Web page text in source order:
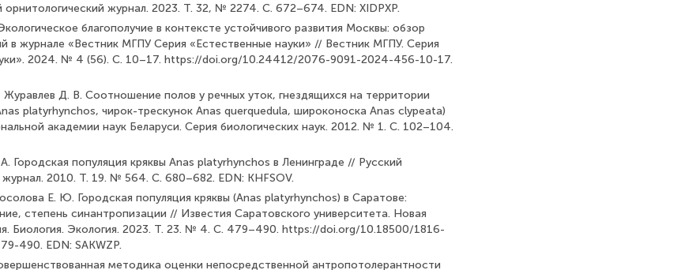
орнитологический журнал. 2023. Т. 32, № 2274. С. 672–674. EDN: XIDPXP.
благополучие в контексте устойчивого развития Москвы: обзор
в журнале «Вестник МГПУ Серия «Естественные науки» // Вестник МГПУ. Серия
2024. № 4 (56). С. 10–17. https://doi.org/10.24412/2076-9091-2024-456-10-17.
Д. В. Соотношение полов у речных уток, гнездящихся на территории
platyrhynchos, чирок-трескунок Anas querquedula, широконоска Anas clypeata)
академии наук Беларуси. Серия биологических наук. 2012. № 1. С. 102–104.
Городская популяция кряквы Anas platyrhynchos в Ленинграде // Русский
журнал. 2010. Т. 19. № 564. С. 680–682. EDN: KHFSOV.
Е. Ю. Городская популяция кряквы (Anas platyrhynchos) в Саратове:
степень синантропизации // Известия Саратовского университета. Новая
Биология. Экология. 2023. Т. 23. № 4. С. 479–490. https://doi.org/10.18500/1816-
490. EDN: SAKWZP.
методика оценки непосредственной антропотолерантности